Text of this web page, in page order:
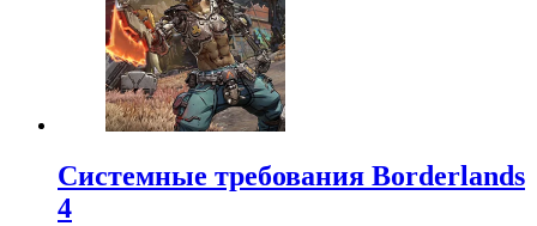
Системные требования Borderlands
4